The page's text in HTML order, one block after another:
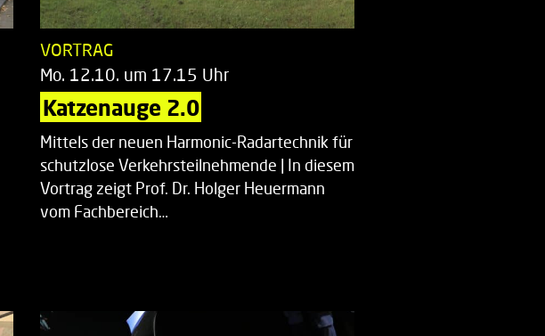
VORTRAG
Mo. 12.10. um 17.15 Uhr
Katzenauge 2.0
Mittels der neuen Harmonic-Radartechnik für
schutzlose Verkehrsteilnehmende | In diesem
Vortrag zeigt Prof. Dr. Holger Heuermann
vom Fachbereich…